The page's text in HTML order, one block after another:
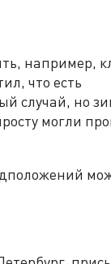
например,
что есть
случай, но
могли